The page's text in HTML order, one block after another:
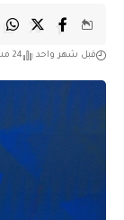
قبل شهر واحد 24 مشاهدات